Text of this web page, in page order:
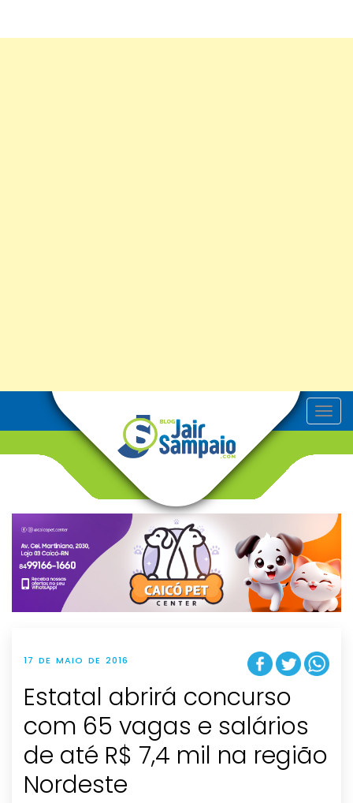
T
o
v
g
t
i
o
n
17 DE MAIO DE 2016
Estatal abrirá concurso
com 65 vagas e salários
de até R$ 7,4 mil na região
Nordeste